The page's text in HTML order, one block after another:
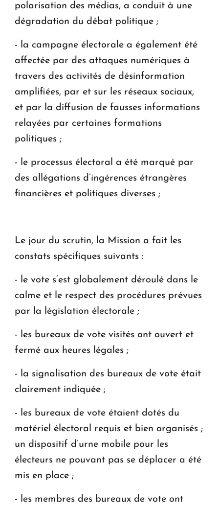
polarisation des médias, a conduit à une
dégradation du débat politique ;
- la campagne électorale a également été
affectée par des attaques numériques à
travers des activités de désinformation
amplifiées, par et sur les réseaux sociaux,
et par la diffusion de fausses informations
relayées par certaines formations
politiques ;
- le processus électoral a été marqué par
des allégations d’ingérences étrangères
financières et politiques diverses ;
Le jour du scrutin, la Mission a fait les
constats spécifiques suivants :
- le vote s’est globalement déroulé dans le
calme et le respect des procédures prévues
par la législation électorale ;
- les bureaux de vote visités ont ouvert et
fermé aux heures légales ;
- la signalisation des bureaux de vote était
clairement indiquée ;
- les bureaux de vote étaient dotés du
matériel électoral requis et bien organisés ;
un dispositif d’urne mobile pour les
électeurs ne pouvant pas se déplacer a été
mis en place ;
- les membres des bureaux de vote ont